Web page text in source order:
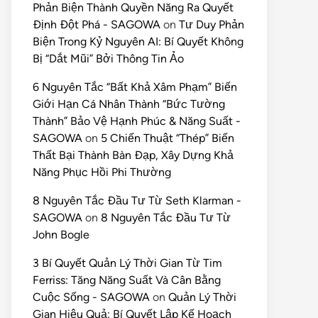
Phản Biện Thành Quyền Năng Ra Quyết
Định Đột Phá - SAGOWA on Tư Duy Phản
Biện Trong Kỷ Nguyên AI: Bí Quyết Không
Bị “Dắt Mũi” Bởi Thông Tin Ảo
6 Nguyên Tắc “Bất Khả Xâm Phạm” Biến
Giới Hạn Cá Nhân Thành “Bức Tường
Thành” Bảo Vệ Hạnh Phúc & Năng Suất -
SAGOWA on 5 Chiến Thuật “Thép” Biến
Thất Bại Thành Bàn Đạp, Xây Dựng Khả
Năng Phục Hồi Phi Thường
8 Nguyên Tắc Đầu Tư Từ Seth Klarman -
SAGOWA on 8 Nguyên Tắc Đầu Tư Từ
John Bogle
3 Bí Quyết Quản Lý Thời Gian Từ Tim
Ferriss: Tăng Năng Suất Và Cân Bằng
Cuộc Sống - SAGOWA on Quản Lý Thời
Gian Hiệu Quả: Bí Quyết Lập Kế Hoạch